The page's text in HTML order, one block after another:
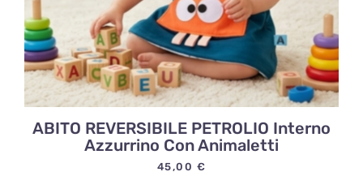
ABITO REVERSIBILE PETROLIO Interno
Azzurrino Con Animaletti
45,00 €